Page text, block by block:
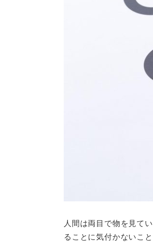
人間は両目で物を見て
ることに気付かないこと